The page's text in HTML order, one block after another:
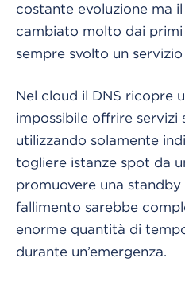
costante evoluzione ma
cambiato molto dai
sempre svolto un
Nel cloud il DNS ricopre
impossibile offrire servizi
utilizzando solamente
togliere istanze spot da
promuovere una standby
fallimento sarebbe
enorme quantità di
durante un’emergenza.